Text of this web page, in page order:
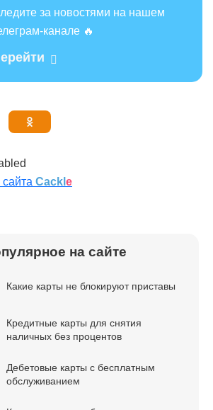
за новостями на нашем
канале 🔥
Cackl e
на сайте
Какие карты не блокируют приставы
Кредитные карты для снятия
наличных без процентов
Дебетовые карты с бесплатным
обслуживанием